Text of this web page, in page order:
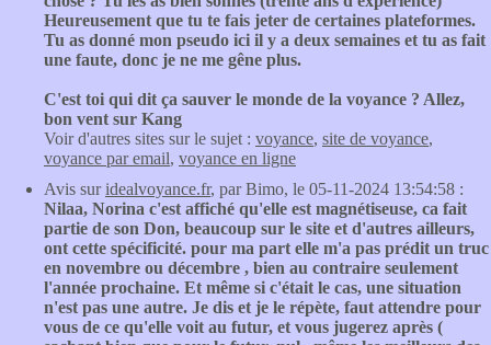
Heureusement que tu te fais jeter de certaines plateformes.
Tu as donné mon pseudo ici il y a deux semaines et tu as fait
une faute, donc je ne me gêne plus.
C'est toi qui dit ça sauver le monde de la voyance ? Allez,
bon vent sur Kang
Voir d'autres sites sur le sujet : voyance, site de voyance,
voyance par email, voyance en ligne
Avis suridealvoyance.fr, par Bimo, le 05-11-2024 13:54:58 :
Nilaa, Norina c'est affiché qu'elle est magnétiseuse, ca fait
partie de son Don, beaucoup sur le site et d'autres ailleurs,
ont cette spécificité. pour ma part elle m'a pas prédit un truc
en novembre ou décembre , bien au contraire seulement
l'année prochaine. Et même si c'était le cas, une situation
n'est pas une autre. Je dis et je le répète, faut attendre pour
vous de ce qu'elle voit au futur, et vous jugerez après (